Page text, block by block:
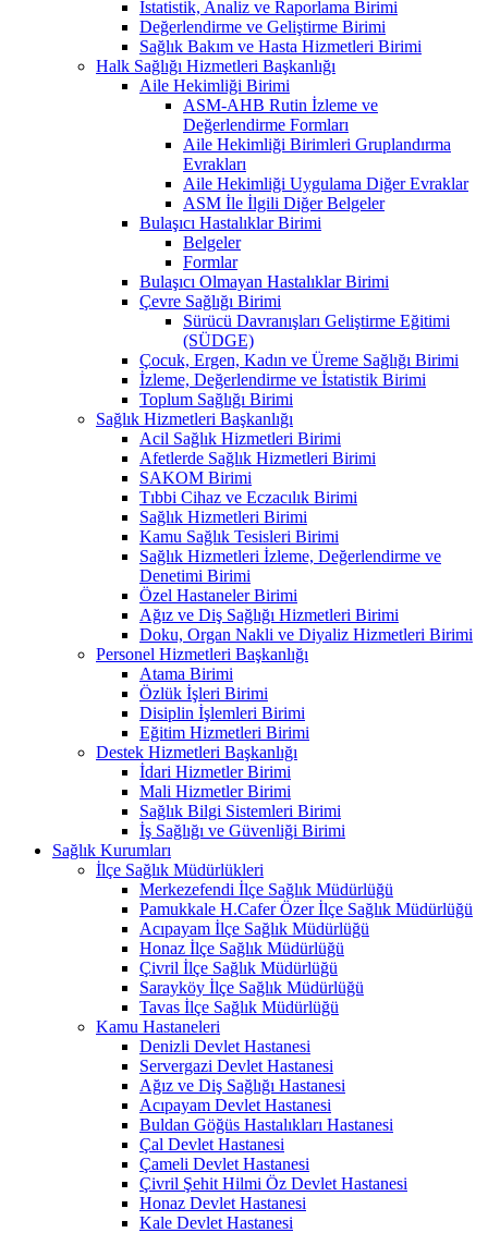
İstatistik, Analiz ve Raporlama Birimi
Değerlendirme ve Geliştirme Birimi
Sağlık Bakım ve Hasta Hizmetleri Birimi
Halk Sağlığı Hizmetleri Başkanlığı
Aile Hekimliği Birimi
ASM-AHB Rutin İzleme ve
Değerlendirme Formları
Aile Hekimliği Birimleri Gruplandırma
Evrakları
Aile Hekimliği Uygulama Diğer Evraklar
ASM İle İlgili Diğer Belgeler
Bulaşıcı Hastalıklar Birimi
Belgeler
Formlar
Bulaşıcı Olmayan Hastalıklar Birimi
Çevre Sağlığı Birimi
Sürücü Davranışları Geliştirme Eğitimi
(SÜDGE)
Çocuk, Ergen, Kadın ve Üreme Sağlığı Birimi
İzleme, Değerlendirme ve İstatistik Birimi
Toplum Sağlığı Birimi
Sağlık Hizmetleri Başkanlığı
Acil Sağlık Hizmetleri Birimi
Afetlerde Sağlık Hizmetleri Birimi
SAKOM Birimi
Tıbbi Cihaz ve Eczacılık Birimi
Sağlık Hizmetleri Birimi
Kamu Sağlık Tesisleri Birimi
Sağlık Hizmetleri İzleme, Değerlendirme ve
Denetimi Birimi
Özel Hastaneler Birimi
Ağız ve Diş Sağlığı Hizmetleri Birimi
Doku, Organ Nakli ve Diyaliz Hizmetleri Birimi
Personel Hizmetleri Başkanlığı
Atama Birimi
Özlük İşleri Birimi
Disiplin İşlemleri Birimi
Eğitim Hizmetleri Birimi
Destek Hizmetleri Başkanlığı
İdari Hizmetler Birimi
Mali Hizmetler Birimi
Sağlık Bilgi Sistemleri Birimi
İş Sağlığı ve Güvenliği Birimi
Sağlık Kurumları
İlçe Sağlık Müdürlükleri
Merkezefendi İlçe Sağlık Müdürlüğü
Pamukkale H.Cafer Özer İlçe Sağlık Müdürlüğü
Acıpayam İlçe Sağlık Müdürlüğü
Honaz İlçe Sağlık Müdürlüğü
Çivril İlçe Sağlık Müdürlüğü
Sarayköy İlçe Sağlık Müdürlüğü
Tavas İlçe Sağlık Müdürlüğü
Kamu Hastaneleri
Denizli Devlet Hastanesi
Servergazi Devlet Hastanesi
Ağız ve Diş Sağlığı Hastanesi
Acıpayam Devlet Hastanesi
Buldan Göğüs Hastalıkları Hastanesi
Çal Devlet Hastanesi
Çameli Devlet Hastanesi
Çivril Şehit Hilmi Öz Devlet Hastanesi
Honaz Devlet Hastanesi
Kale Devlet Hastanesi